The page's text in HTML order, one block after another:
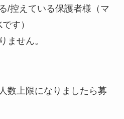
/控えている保護者様（マ
す）
ません。
数上限になりましたら募